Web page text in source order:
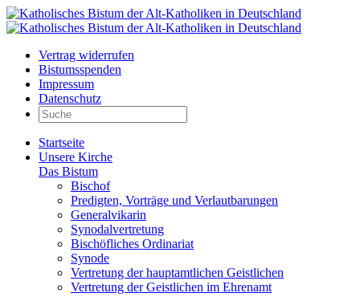
Vertrag widerrufen
Bistumsspenden
Impressum
Datenschutz
Startseite
Unsere Kirche
Das Bistum
Bischof
Predigten, Vorträge und Verlautbarungen
Generalvikarin
Synodalvertretung
Bischöfliches Ordinariat
Synode
Vertretung der hauptamtlichen Geistlichen
Vertretung der Geistlichen im Ehrenamt